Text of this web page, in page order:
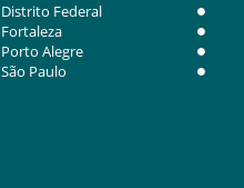
Distrito Federal
Fortaleza
Porto Alegre
São Paulo